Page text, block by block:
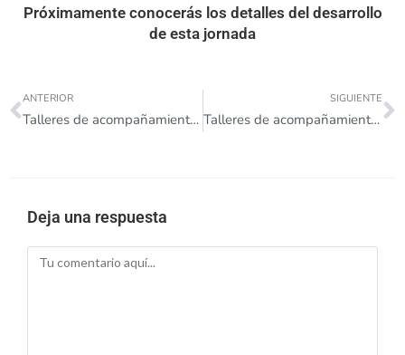
Próximamente conocerás los detalles del desarrollo
de esta jornada
ANTERIOR
Talleres de acompañamiento noviembre
SIGUIENTE
Talleres de acompañamiento diciembre
Deja una respuesta